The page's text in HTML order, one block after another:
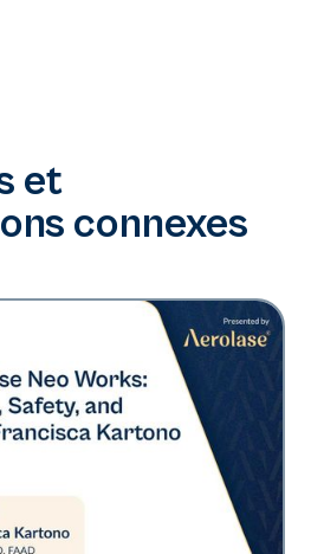
et
connexes